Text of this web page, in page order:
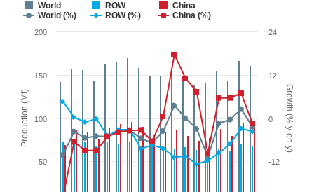
View as data table, Crude steel production
The chart has 1 X axis displaying categories.
Production (Mt) Growth (% y-on-y)
World ROW
China
World (%)
ROW (%) China (%)
50
100
150
200
-12
0
12
24